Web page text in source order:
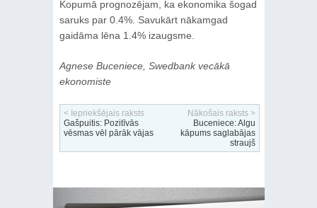
Kopumā prognozējam, ka ekonomika šogad
saruks par 0.4%. Savukārt nākamgad
gaidāma lēna 1.4% izaugsme.
Agnese Buceniece, Swedbank vecākā
ekonomiste
< Iepriekšējais raksts
Gašpuitis: Pozitīvās
vēsmas vēl pārāk vājas
Nākošais raksts >
Buceniece: Algu
kāpums saglabājas
straujš